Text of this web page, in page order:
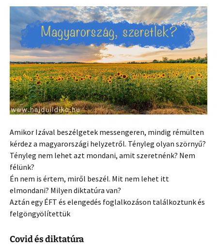
Amikor Izával beszélgetek messengeren, mindig rémülten
kérdez a magyarországi helyzetről. Tényleg olyan szörnyű?
Tényleg nem lehet azt mondani, amit szeretnénk? Nem
félünk?
Én nem is értem, miről beszél. Mit nem lehet itt
elmondani? Milyen diktatúra van?
Aztán egy ÉFT és elengedés foglalkozáson találkoztunk és
felgöngyölítettük
Covid és diktatúra